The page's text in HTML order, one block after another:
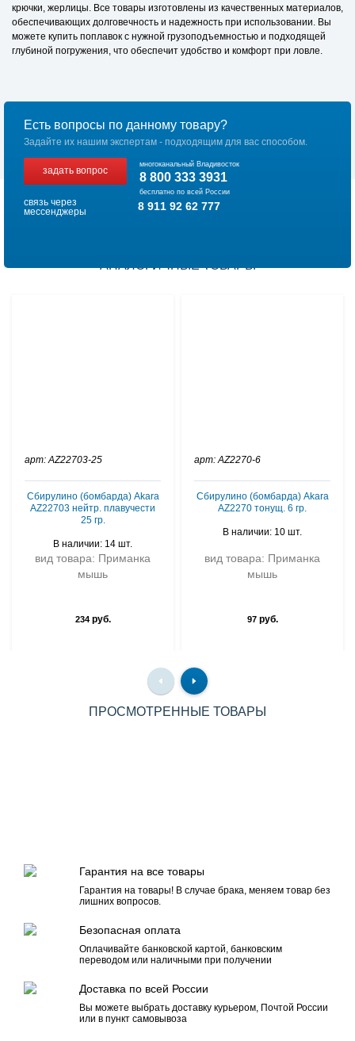
крючки, жерлицы. Все товары изготовлены из качественных материалов,
обеспечивающих долговечность и надежность при использовании. Вы
можете купить поплавок с нужной грузоподъемностью и подходящей
глубиной погружения, что обеспечит удобство и комфорт при ловле.
Есть вопросы по данному товару?
Задайте их нашим экспертам - подходящим для вас способом.
задать вопрос
многоканальный Владивосток
8 800 333 3931
бесплатно по всей России
связь через
мессенджеры
8 911 92 62 777
АНАЛОГИЧНЫЕ ТОВАРЫ
арт: AZ22703-25
Сбирулино (бомбарда) Akara
AZ22703 нейтр. плавучести
25 гр.
В наличии: 14 шт.
вид товара: Приманка
мышь
234руб.
арт: AZ2270-6
Сбирулино (бомбарда) Akara
AZ2270 тонущ. 6 гр.
В наличии: 10 шт.
вид товара: Приманка
мышь
97руб.
ПРОСМОТРЕННЫЕ ТОВАРЫ
Гарантия на все товары
Гарантия на товары! В случае брака, меняем товар без
лишних вопросов.
Безопасная оплата
Оплачивайте банковской картой, банковским
переводом или наличными при получении
Доставка по всей России
Вы можете выбрать доставку курьером, Почтой России
или в пункт самовывоза